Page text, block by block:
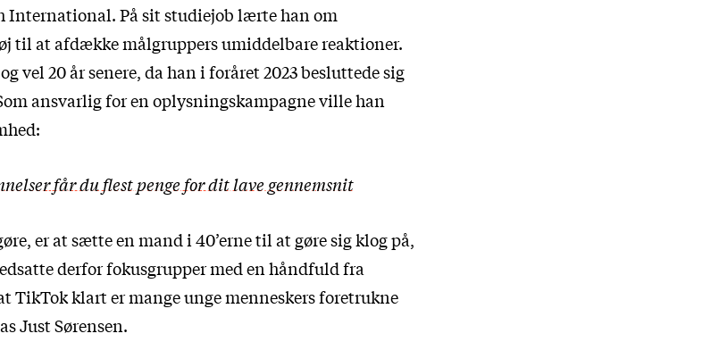
International. På sit studiejob lærte han om
til at afdække målgruppers umiddelbare reaktioner.
vel 20 år senere, da han i foråret 2023 besluttede sig
ansvarlig for en oplysningskampagne ville han
får du flest penge for dit lave gennemsnit
er at sætte en mand i 40’erne til at gøre sig klog på,
derfor fokusgrupper med en håndfuld fra
TikTok klart er mange unge menneskers foretrukne
Just Sørensen.